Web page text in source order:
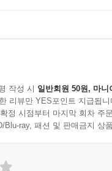
작성 시 일반회원 50원, 마니
리뷰만 YES포인트 지급됩니
정 시점부터 마지막 회차 주
Blu-ray, 패션 및 판매금지 상